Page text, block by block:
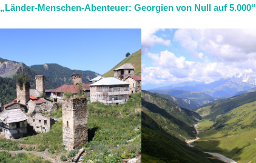
„Länder-Menschen-Abenteuer: Georgien von Null auf 5.000“